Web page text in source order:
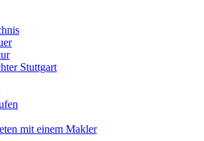
Stuttgart
mit einem Makler